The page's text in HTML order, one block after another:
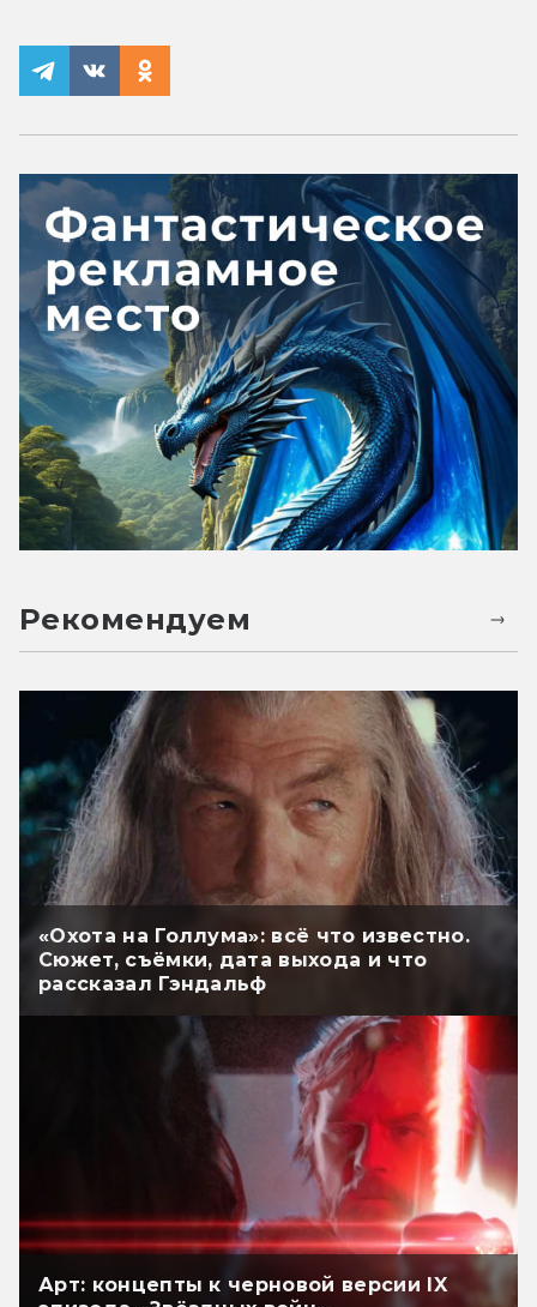
Рекомендуем
«Охота на Голлума»: всё что известно.
Сюжет, съёмки, дата выхода и что
рассказал Гэндальф
Арт: концепты к черновой версии IX